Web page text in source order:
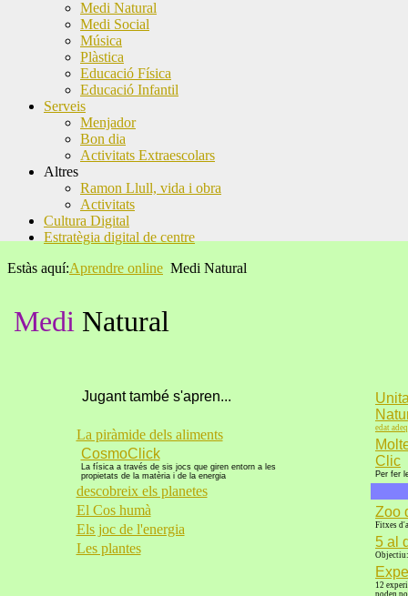
Medi Natural
Medi Social
Música
Plàstica
Educació Física
Educació Infantil
Serveis
Menjador
Bon dia
Activitats Extraescolars
Altres
Ramon Llull, vida i obra
Activitats
Cultura Digital
Estratègia digital de centre
Estàs aquí:Aprendre online Medi Natural
Medi Natural
Jugant també s'apren...
La piràmide dels aliments
CosmoClick
La física a través de sis jocs que giren entorn a les
propietats de la matèria i de la energia
descobreix els planetes
El Cos humà
Els joc de l'energia
Les plantes
edat
Clic
Per fer
Zoo
Fitxes
5 al
12
poden